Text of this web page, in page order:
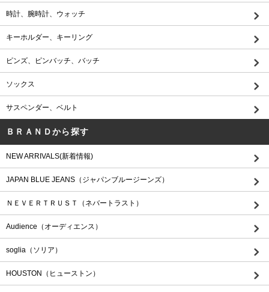
時計、腕時計、ウォッチ
キーホルダー、キーリング
ピンズ、ピンバッチ、バッチ
ソックス
サスペンダー、ベルト
ＢＲＡＮＤから探す
NEW ARRIVALS(新着情報)
JAPAN BLUE JEANS（ジャパンブルージーンズ）
ＮＥＶＥＲＴＲＵＳＴ（ネバートラスト）
Audience（オーディエンス）
soglia（ソリア）
HOUSTON（ヒューストン）